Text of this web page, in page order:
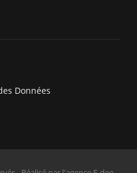
Données